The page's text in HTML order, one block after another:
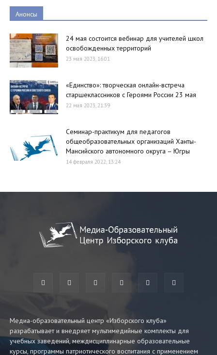
Анонсы
24 мая состоится вебинар для учителей школ
освобожденных территорий
23 мая 2023, 16:01
«Единство»: творческая онлайн-встреча
старшеклассников с Героями России 23 мая
22 мая 2023, 21:39
Семинар-практикум для педагогов
общеобразовательных организаций Ханты-
Мансийского автономного округа – Югры
14 февраля 2022, 13:24
Медиа-образовательный центр «Изборского клуба»
разрабатывает и внедряет мультимедийные комплекты для
учебных заведений, междисциплинарные образовательные
курсы, программы патриотического воспитания с применением